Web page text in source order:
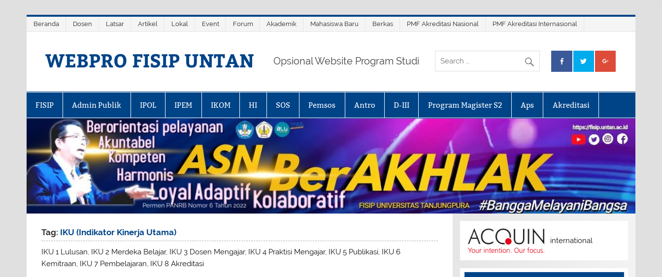
Beranda Dosen Latsar Artikel Lokal Event Forum Akademik Mahasiswa Baru Berkas PMF Akreditasi Nasional PMF Akreditasi Internasional
WEBPRO FISIP UNTAN Opsional Website Program Studi
FISIP Admin Publik IPOL IPEM IKOM HI SOS Pemsos Antro D-III Program Magister S2 Aps Akreditasi
Tag: IKU (Indikator Kinerja Utama)
IKU 1 Lulusan, IKU 2 Merdeka Belajar, IKU 3 Dosen Mengajar, IKU 4 Praktisi Mengajar, IKU 5 Publikasi, IKU 6
Kemitraan, IKU 7 Pembelajaran, IKU 8 Akreditasi
international